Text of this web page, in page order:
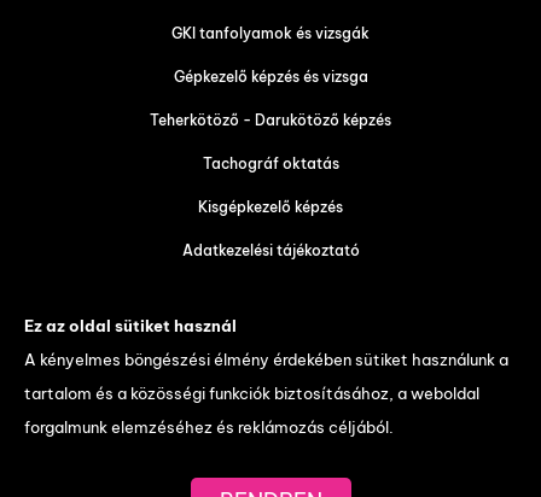
Ez az oldal sütiket használ
A kényelmes böngészési élmény érdekében sütiket használunk a
tartalom és a közösségi funkciók biztosításához, a weboldal
forgalmunk elemzéséhez és reklámozás céljából.
GKI tanfolyamok és vizsgák
Gépkezelő képzés és vizsga
Teherkötöző - Darukötöző képzés
Tachográf oktatás
Kisgépkezelő képzés
Adatkezelési tájékoztató
Díjtáblázat